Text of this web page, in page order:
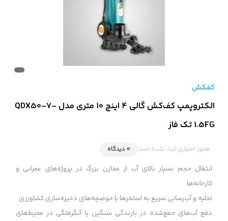
کفکش
الکتروپمپ کف‌کش گالی 4 اینچ 10 متری مدل QDX50-7-
1.5FG تک فاز
هنوز امتیازی ثبت نشده است 0 دیدگاه
انتقال حجم بسیار بالای آب از مخازن بزرگ در پروژه‌های عمرانی و
کارخانه‌ها
تخلیه و آب‌رسانی سریع به استخرها یا حوضچه‌های ذخیره‌سازی کشاورزی
دفع آب‌های جمع‌شده در بارندگی سنگین یا آبگرفتگی در محیط‌های